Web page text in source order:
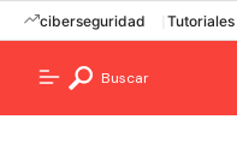
ciberseguridad Tutoriales
Buscar